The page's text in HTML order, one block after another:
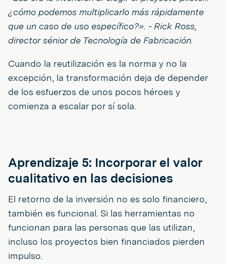
¿cómo podemos multiplicarlo más rápidamente
que un caso de uso específico?». - Rick Ross,
director sénior de Tecnología de Fabricación.
Cuando la reutilización es la norma y no la
excepción, la transformación deja de depender
de los esfuerzos de unos pocos héroes y
comienza a escalar por sí sola.
Aprendizaje 5: Incorporar el valor
cualitativo en las decisiones
El retorno de la inversión no es solo financiero,
también es funcional. Si las herramientas no
funcionan para las personas que las utilizan,
incluso los proyectos bien financiados pierden
impulso.